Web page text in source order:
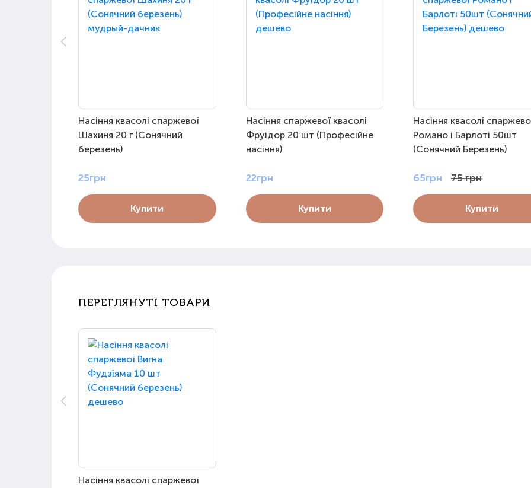
Насіння квасолі спаржевої
Шахиня 20 г (Сонячний
березень)
25грн
Купити
Насіння спаржевої квасолі
Фруідор 20 шт (Професійне
насіння)
22грн
Купити
Насіння квасолі
Романо і Барлоті 50шт
(Сонячний Березень)
65грн 75 грн
Купити
ПЕРЕГЛЯНУТІ ТОВАРИ
Насіння квасолі спаржевої